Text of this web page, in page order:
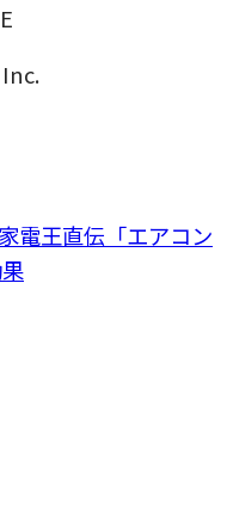
電王直伝「エアコン